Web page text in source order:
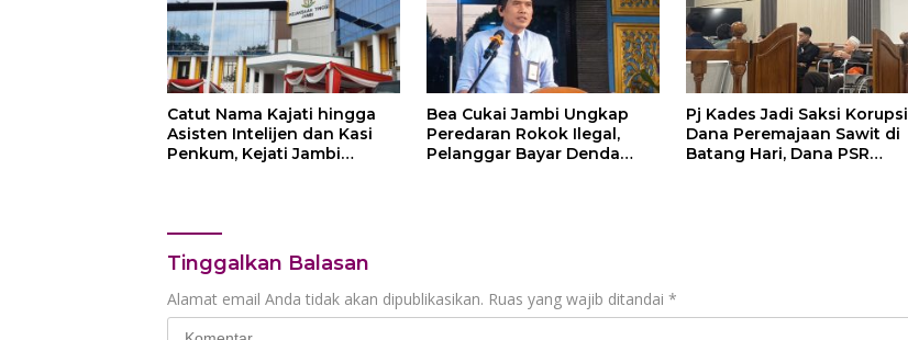
Catut Nama Kajati hingga
Asisten Intelijen dan Kasi
Penkum, Kejati Jambi
Bea Cukai Jambi Ungkap
Peredaran Rokok Ilegal,
Pelanggar Bayar Denda
Pj Kades Jadi Saksi Korupsi
Dana Peremajaan Sawit di
Batang Hari, Dana PSR
Tinggalkan Balasan
Alamat email Anda tidak akan dipublikasikan. Ruas yang wajib ditandai *